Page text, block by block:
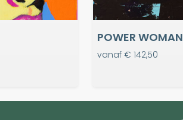
POWER WOMAN
vanaf € 142,50